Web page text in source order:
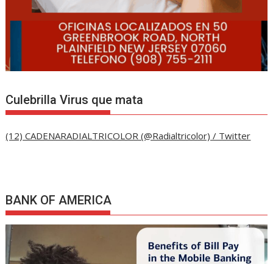
Culebrilla Virus que mata
(12) CADENARADIALTRICOLOR (@Radialtricolor) / Twitter
BANK OF AMERICA